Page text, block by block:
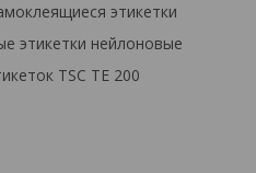
этикетки
этикетки нейлоновые
TSC TE 200